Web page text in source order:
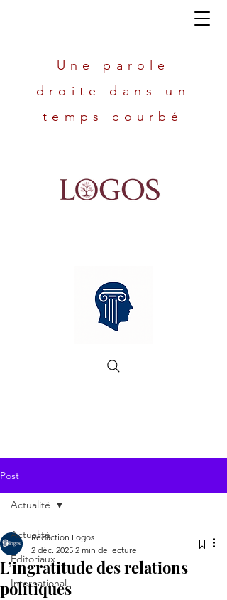
Une parole
droite dans un
temps courbé
Post
Actualité
Editoriaux
International
Actualité
L’ingratitude des relations
politiques
Rédaction Logos
2 déc. 2025 2 min de lecture